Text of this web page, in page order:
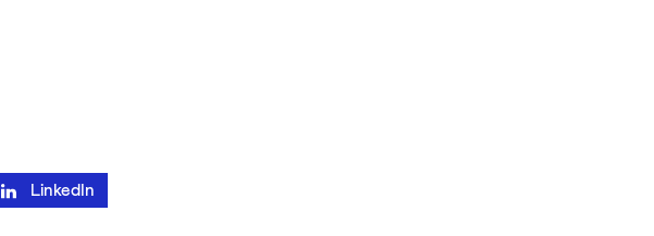
LinkedIn